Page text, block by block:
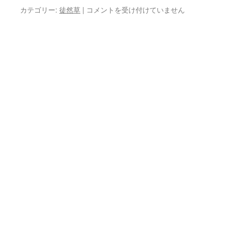
カテゴリー: 徒然草 | 伝
コメントを受け付けていません